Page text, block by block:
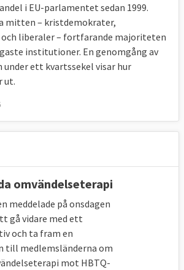
i EU-parlamentet sedan 1999.
mitten – kristdemokrater,
liberaler – fortfarande majoriteten
institutioner. En genomgång av
ett kvartssekel visar hur
ut.
omvändelseterapi
meddelade på onsdagen
gå vidare med ett
och ta fram en
till medlemsländerna om
mot HBTQ-